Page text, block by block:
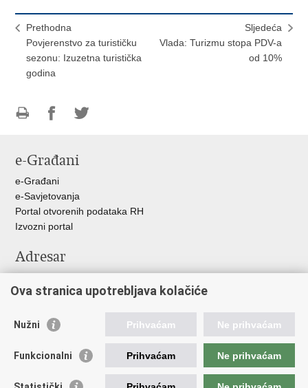
Prethodna
Povjerenstvo za turističku
sezonu: Izuzetna turistička
godina
Sljedeća
Vlada: Turizmu stopa PDV-a
od 10%
FacebookuTwitteru
e-Građani
e-Građani
e-Savjetovanja
Portal otvorenih podataka RH
Izvozni portal
Adresar
Adresar tijela javne vlasti
Vlada RH
Ova stranica upotrebljava kolačiće
Nužni Prihvaćam Ne prihvaćam
Funkcionalni Prihvaćam Ne prihvaćam